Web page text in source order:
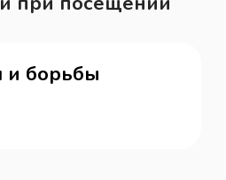
и борьбы